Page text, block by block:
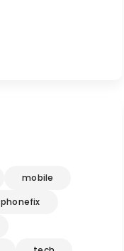
mobile
phonefix